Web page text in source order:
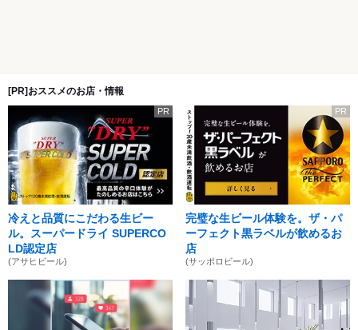
[PR]おススメのお店・情報
PR
冷えと品質にこだわる生ビー
ル。スーパードライ SUPERCO
LD認定店
(アサヒビール)
PR
完璧な生ビール体験を。ザ・パ
ーフェクト黒ラベルが飲めるお
店
(サッポロビール)